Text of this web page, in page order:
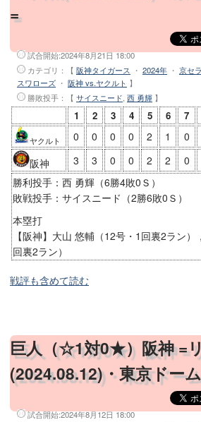
=
試合開始:2024年8月21日 18:00
カテゴリ：【 阪神タイガース ・ 2024年 ・ 京セ
スワローズ ・ 阪神 vs.ヤクルト 】
勝敗投手 ：【 サイスニード 西 勇輝 】
1 2 3 4 5 6 7
ヤクルト 0 0 0 0 2 1 0
阪神
3 3 0 0 2 2 0
勝利投手：西 勇輝（6勝4敗0Ｓ）
敗戦投手：サイスニード（2勝6敗0Ｓ）
本塁打
【阪神】大山 悠輔（12号・1回裏2ラン
回裏2ラン）
戦評も含めて読む
巨人（☆1対0★）阪神 =
(2024.08.12)・東京ドー
試合開始:2024年8月12日 18:00